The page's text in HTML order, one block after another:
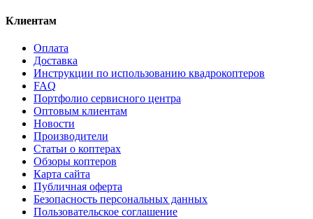
Клиентам
Оплата
Доставка
Инструкции по использованию квадрокоптеров
FAQ
Портфолио сервисного центра
Оптовым клиентам
Новости
Производители
Статьи о коптерах
Обзоры коптеров
Карта сайта
Публичная оферта
Безопасность персональных данных
Пользовательское соглашение